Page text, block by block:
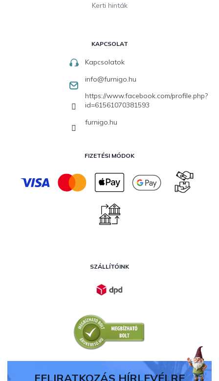
Kerti hinták
KAPCSOLAT
Kapcsolatok
info@furnigo.hu
https://www.facebook.com/profile.php?
id=61561070381593
furnigo.hu
FIZETÉSI MÓDOK
SZÁLLÍTÓINK
FELIRATKOZÁS HÍRLEVÉLRE